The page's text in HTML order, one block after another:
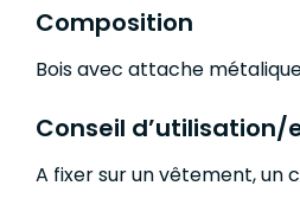
Composition
Bois avec attache
Conseil
A fixer sur un vêtement, un